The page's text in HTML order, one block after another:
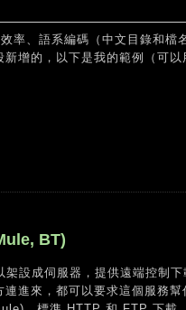
率、語系編碼（中文目錄和檔
增的，以下是我的範例（可
BT)
設成伺服器，提供遠端控制下
進來，都可以要求這個服務